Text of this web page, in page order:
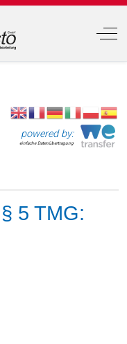
Off-
powered by:
einfache Datenübertragung
5 TMG: